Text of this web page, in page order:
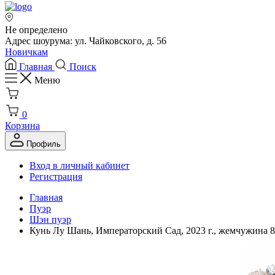
Не определено
Адрес шоурума: ул. Чайковского, д. 56
Новичкам
Главная
Поиск
Меню
0
Корзина
Профиль
Вход в личный кабинет
Регистрация
Главная
Пуэр
Шэн пуэр
Кунь Лу Шань, Императорский Сад, 2023 г., жемчужина